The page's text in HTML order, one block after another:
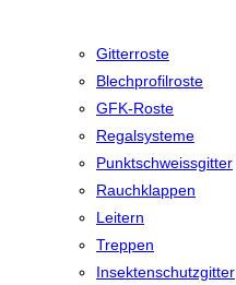
Gitterroste
Blechprofilroste
GFK-Roste
Regalsysteme
Punktschweissgitter
Rauchklappen
Leitern
Treppen
Insektenschutzgitter